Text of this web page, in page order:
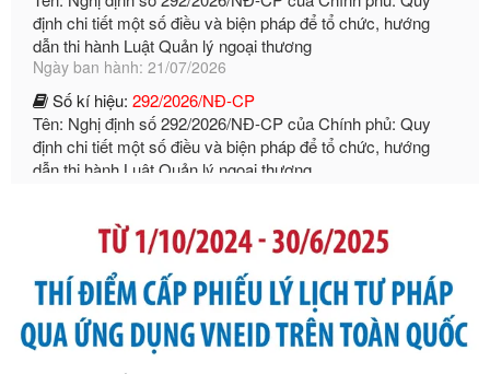
Ngày ban hành: 21/07/2026
Số kí hiệu:292/2026/NĐ-CP
Tên: Nghị định số 292/2026/NĐ-CP của Chính phủ: Quy
định chi tiết một số điều và biện pháp để tổ chức, hướng
dẫn thi hành Luật Quản lý ngoại thương
Ngày ban hành: 21/07/2026
Số kí hiệu: 105/2026/TT-BTC
bỏ Thông tư số 87/2019/TT- BТC ngày 19 tháng 12 năm
2019 của Bộ trưởng Bộ Tài chính hướng dẫn thực hiện xử
Ngày ban hành: 21/07/2026
Số kí hiệu:291/2026/NĐ-CP
Tên: Nghị định số 291/2026/NĐ-CP của Chính phủ: Sửa